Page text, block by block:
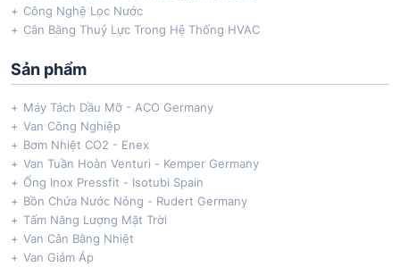
Công Nghệ Lọc Nước
Cân Bằng Thuỷ Lực Trong Hệ Thống HVAC
Sản phẩm
Máy Tách Dầu Mỡ - ACO Germany
Van Công Nghiệp
Bơm Nhiệt CO2 - Enex
Van Tuần Hoàn Venturi - Kemper Germany
Ống Inox Pressfit - Isotubi Spain
Bồn Chứa Nước Nóng - Rudert Germany
Tấm Năng Lượng Mặt Trời
Van Cân Bằng Nhiệt
Van Giảm Áp